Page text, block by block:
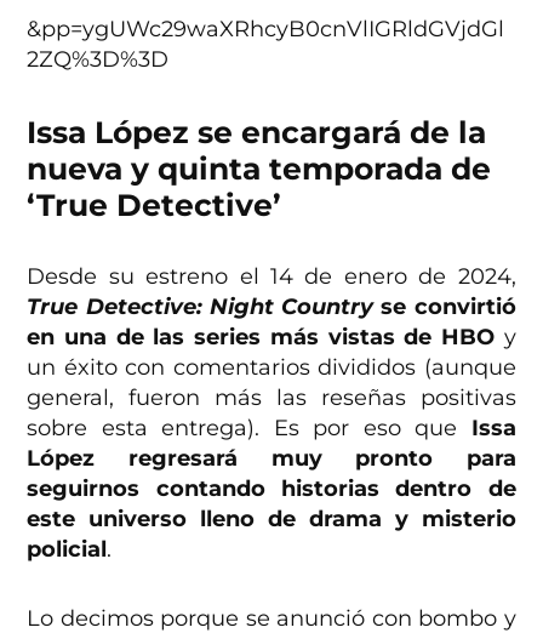
&pp=ygUWc29waXRhcyB0cnVlIGRldGVjdGl
2ZQ%3D%3D
Issa López se encargará de la
nueva y quinta temporada de
‘True Detective’
Desde su estreno el 14 de enero de 2024,
True Detective: Night Countryse convirtió
en una de las series más vistas de HBOy
un éxito con comentarios divididos (aunque
general, fueron más las reseñas positivas
sobre esta entrega). Es por eso que Issa
López regresará muy pronto para
seguirnos contando historias dentro de
este universo lleno de drama y misterio
policial.
Lo decimos porque se anunció con bombo y